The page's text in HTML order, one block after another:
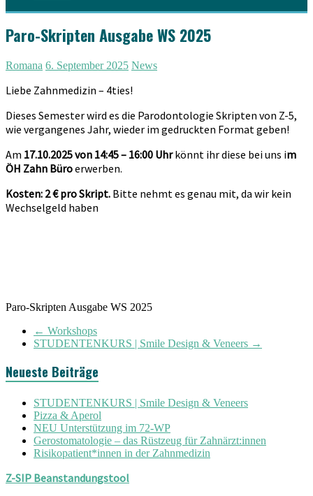
Paro-Skripten Ausgabe WS 2025
Romana 6. September 2025 News
Liebe Zahnmedizin – 4ties!
Dieses Semester wird es die Parodontologie Skripten von Z-5,
wie vergangenes Jahr, wieder im gedruckten Format geben!
Am 17.10.2025 von 14:45 – 16:00 Uhrkönnt ihr diese bei uns im
ÖH Zahn Büroerwerben.
Kosten: 2 € pro Skript. Bitte nehmt es genau mit, da wir kein
Wechselgeld haben
Paro-Skripten Ausgabe WS 2025
← Workshops
STUDENTENKURS | Smile Design & Veneers →
Neueste Beiträge
STUDENTENKURS | Smile Design & Veneers
Pizza & Aperol
NEU Unterstützung im 72-WP
Gerostomatologie – das Rüstzeug für Zahnärzt:innen
Risikopatient*innen in der Zahnmedizin
Z-SIP Beanstandungstool